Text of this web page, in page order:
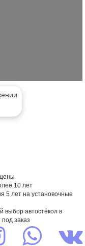
10 лет
5 лет на установочные
выбор автостёкол в
заказ